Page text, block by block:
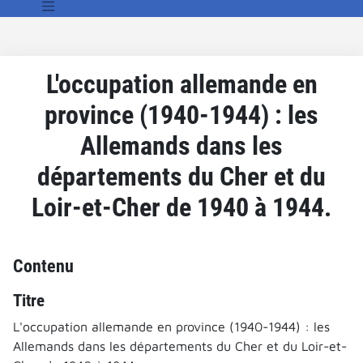
L'occupation allemande en
province (1940-1944) : les
Allemands dans les
départements du Cher et du
Loir-et-Cher de 1940 à 1944.
Contenu
Titre
L'occupation allemande en province (1940-1944) : les
Allemands dans les départements du Cher et du Loir-et-